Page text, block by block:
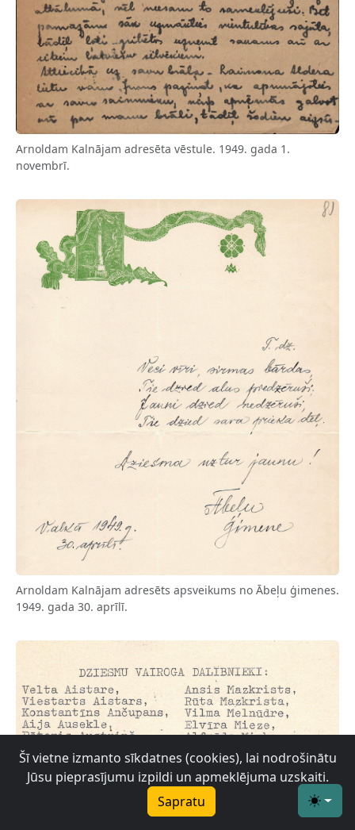
Arnoldam Kalnājam adresēta vēstule. 1949. gada 1.
novembrī.
Arnoldam Kalnājam adresēts apsveikums no Ābeļu ģimenes.
1949. gada 30. aprīlī.
Šī vietne izmanto sīkdatnes (cookies), lai nodrošinātu
Jūsu pieprasījumu izpildi un apmeklējuma uzskaiti.
Sapratu